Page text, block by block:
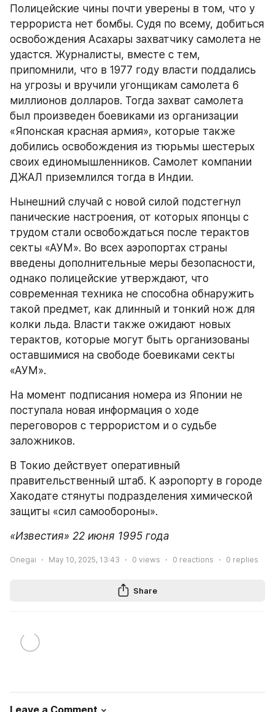
Полицейские чины почти уверены в том, что у
террориста нет бомбы. Судя по всему, добиться
освобождения Асахары захватчику самолета не
удастся. Журналисты, вместе с тем,
припомнили, что в 1977 году власти поддались
на угрозы и вручили угонщикам самолета 6
миллионов долларов. Тогда захват самолета
был произведен боевиками из организации
«Японская красная армия», которые также
добились освобождения из тюрьмы шестерых
своих единомышленников. Самолет компании
ДЖАЛ приземлился тогда в Индии.
Нынешний случай с новой силой подстегнул
панические настроения, от которых японцы с
трудом стали освобождаться после терактов
секты «АУМ». Во всех аэропортах страны
введены дополнительные меры безопасности,
однако полицейские утверждают, что
современная техника не способна обнаружить
такой предмет, как длинный и тонкий нож для
колки льда. Власти также ожидают новых
терактов, которые могут быть организованы
оставшимися на свободе боевиками секты
«АУМ».
На момент подписания номера из Японии не
поступала новая информация о ходе
переговоров с террористом и о судьбе
заложников.
В Токио действует оперативный
правительственный штаб. К аэропорту в городе
Хакодате стянуты подразделения химической
защиты «сил самообороны».
«Известия» 22 июня 1995 года
Onegai May 10, 2025, 13:43 0 views 0 reactions 0 replies
Share
Leave a Comment